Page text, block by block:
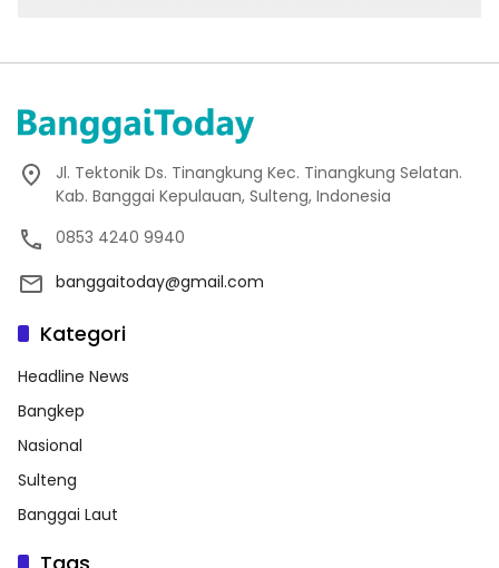
Jl. Tektonik Ds. Tinangkung Kec. Tinangkung Selatan.
Kab. Banggai Kepulauan, Sulteng, Indonesia
0853 4240 9940
banggaitoday@gmail.com
Kategori
Headline News
Bangkep
Nasional
Sulteng
Banggai Laut